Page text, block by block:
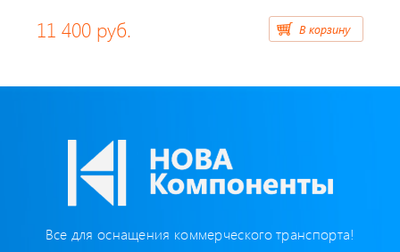
Переходники, оси датчиков скорости
Спидометры
Картридеры для смарт-карт
11 400 руб. В корзину
Все для оснащения коммерческого транспорта!